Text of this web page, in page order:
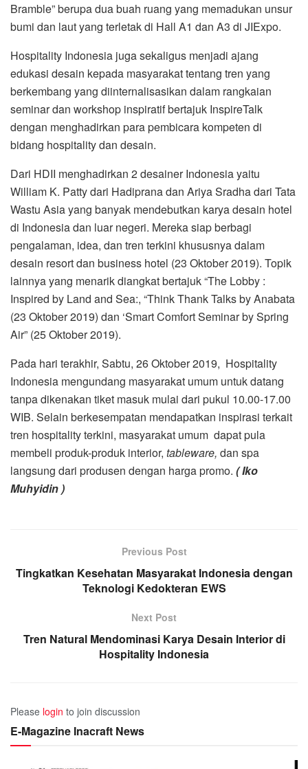
Bramble” berupa dua buah ruang yang memadukan unsur
bumi dan laut yang terletak di Hall A1 dan A3 di JIExpo.
Hospitality Indonesia juga sekaligus menjadi ajang
edukasi desain kepada masyarakat tentang tren yang
berkembang yang diinternalisasikan dalam rangkaian
seminar dan workshop inspiratif bertajuk InspireTalk
dengan menghadirkan para pembicara kompeten di
bidang hospitality dan desain.
Dari HDII menghadirkan 2 desainer Indonesia yaitu
William K. Patty dari Hadiprana dan Ariya Sradha dari Tata
Wastu Asia yang banyak mendebutkan karya desain hotel
di Indonesia dan luar negeri. Mereka siap berbagi
pengalaman, idea, dan tren terkini khususnya dalam
desain resort dan business hotel (23 Oktober 2019). Topik
lainnya yang menarik diangkat bertajuk “The Lobby :
Inspired by Land and Sea:, “Think Thank Talks by Anabata
(23 Oktober 2019) dan ‘Smart Comfort Seminar by Spring
Air” (25 Oktober 2019).
Pada hari terakhir, Sabtu, 26 Oktober 2019, Hospitality
Indonesia mengundang masyarakat umum untuk datang
tanpa dikenakan tiket masuk mulai dari pukul 10.00-17.00
WIB. Selain berkesempatan mendapatkan inspirasi terkait
tren hospitality terkini, masyarakat umum dapat pula
membeli produk-produk interior, tableware, dan spa
langsung dari produsen dengan harga promo. ( Iko
Muhyidin )
Previous Post
Tingkatkan Kesehatan Masyarakat Indonesia dengan
Teknologi Kedokteran EWS
Next Post
Tren Natural Mendominasi Karya Desain Interior di
Hospitality Indonesia
Please login to join discussion
E-Magazine Inacraft News